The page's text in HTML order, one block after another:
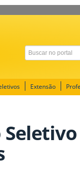
Extensão
Seletivo